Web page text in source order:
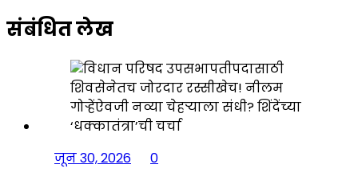
संबंधित लेख
जून 30, 2026
0